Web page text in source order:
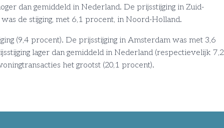
dan gemiddeld in Nederland. De prijsstijging in Zuid-
de stijging, met 6,1 procent, in Noord-Holland.
(9,4 procent). De prijsstijging in Amsterdam was met 3,6
lager dan gemiddeld in Nederland (respectievelijk 7,2
het grootst (20,1 procent).